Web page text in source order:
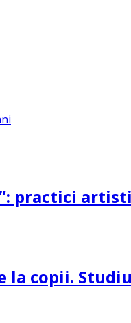
practici
copii. Studiu